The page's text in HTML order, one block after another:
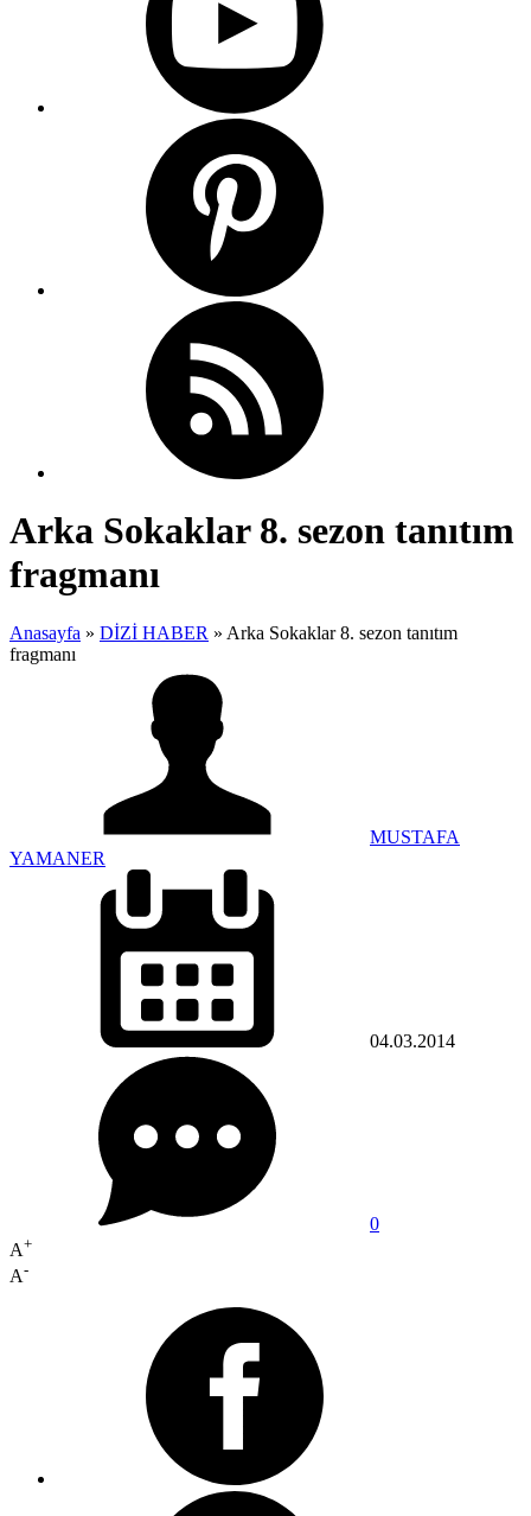
Arka Sokaklar 8. sezon tanıtım
fragmanı
Anasayfa » DİZİ HABER » Arka Sokaklar 8. sezon tanıtım
fragmanı
MUSTAFA
YAMANER
04.03.2014
0
A+
A-